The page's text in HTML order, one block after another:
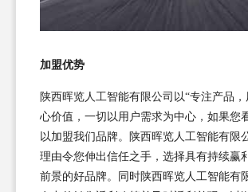
加盟优势
陕西晖览人工智能有限公司以“专注产品
心价值，一切以用户需求为中心，如果您
以加盟我们品牌。陕西晖览人工智能有限
理由令您伸出信任之手，选择具有持续赢
前景的好品牌。同时陕西晖览人工智能有